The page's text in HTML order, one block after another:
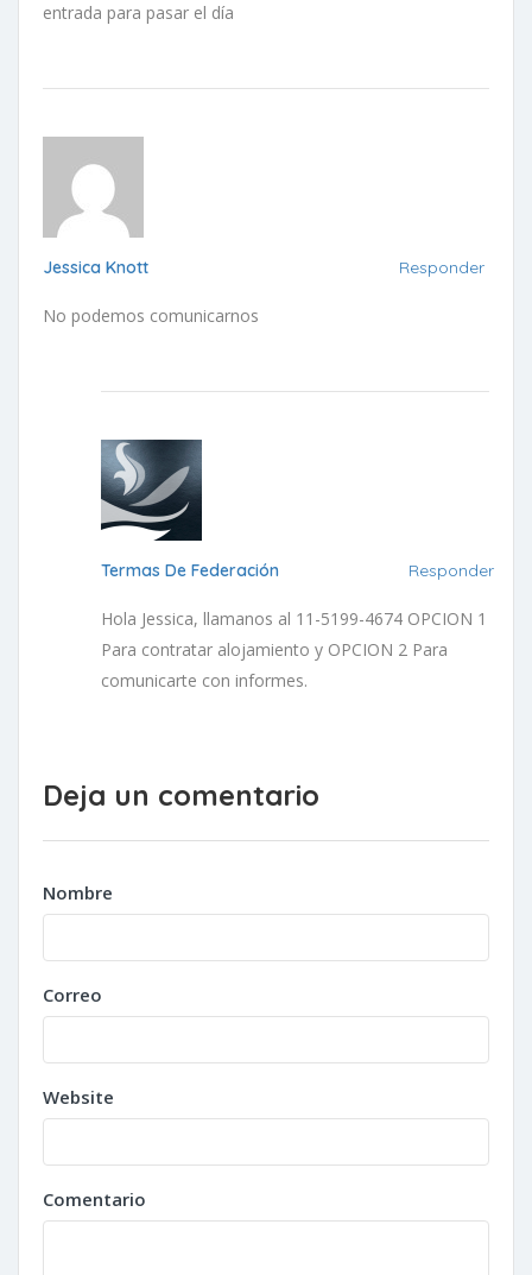
entrada para pasar el día
Jessica Knott Responder
No podemos comunicarnos
Termas De Federación Responder
Hola Jessica, llamanos al 11-5199-4674 OPCION 1
Para contratar alojamiento y OPCION 2 Para
comunicarte con informes.
Deja un comentario
Nombre
Correo
Website
Comentario